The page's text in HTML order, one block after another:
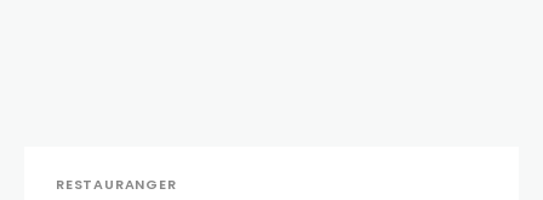
RESTAURANGER